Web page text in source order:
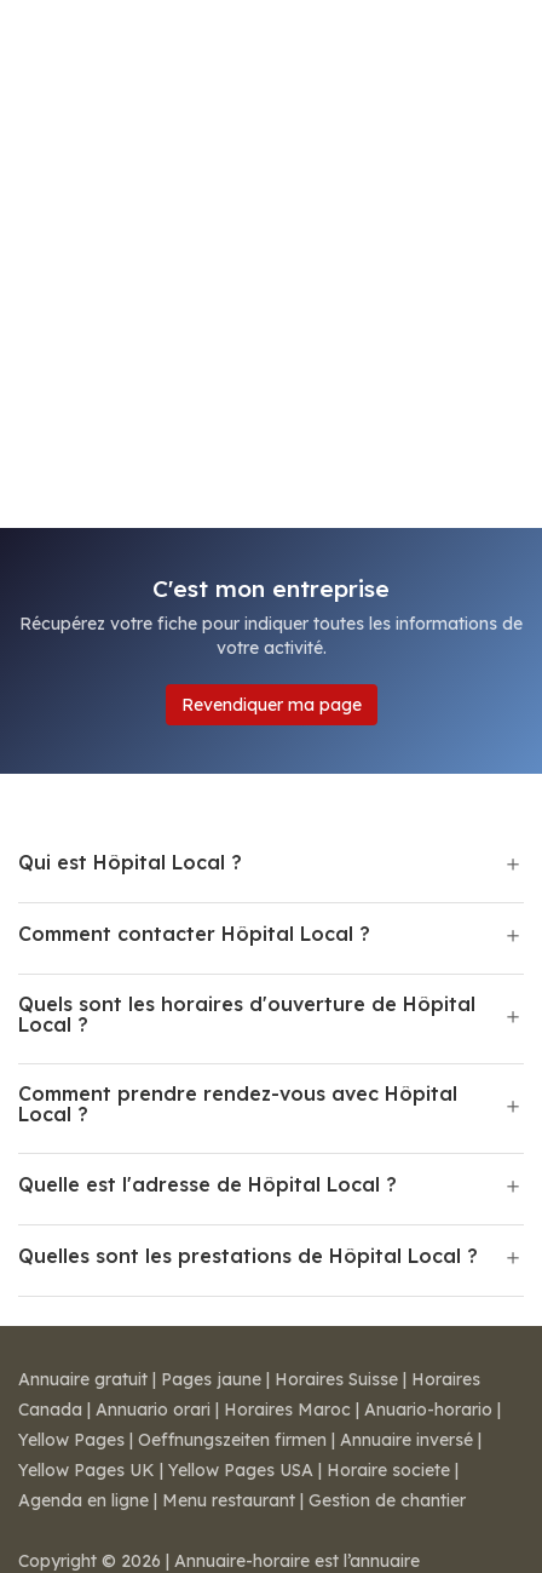
C'est mon entreprise
Récupérez votre fiche pour indiquer toutes les informations de
votre activité.
Revendiquer ma page
Qui est Hôpital Local ?
Comment contacter Hôpital Local ?
Quels sont les horaires d'ouverture de Hôpital
Local ?
Comment prendre rendez-vous avec Hôpital
Local ?
Quelle est l'adresse de Hôpital Local ?
Quelles sont les prestations de Hôpital Local ?
Annuaire gratuit | Pages jaune | Horaires Suisse | Horaires
Canada | Annuario orari | Horaires Maroc | Anuario-horario |
Yellow Pages | Oeffnungszeiten firmen | Annuaire inversé |
Yellow Pages UK | Yellow Pages USA | Horaire societe |
Agenda en ligne | Menu restaurant | Gestion de chantier
Copyright © 2026 | Annuaire-horaire est l’annuaire